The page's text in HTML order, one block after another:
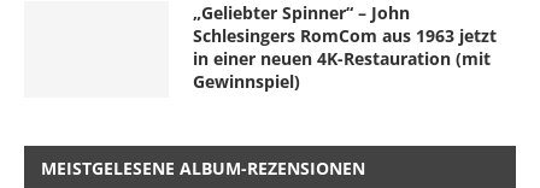
„Geliebter Spinner“ – John
Schlesingers RomCom aus 1963 jetzt
in einer neuen 4K-Restauration (mit
Gewinnspiel)
MEISTGELESENE ALBUM-REZENSIONEN